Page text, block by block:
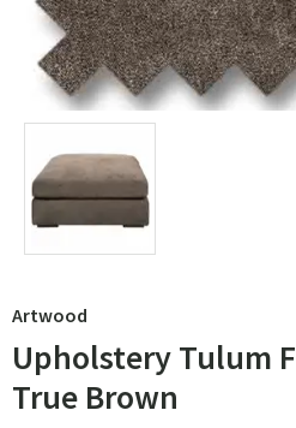
Artwood
Upholstery Tulum
True Brown